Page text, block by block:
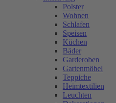
Polster
Wohnen
Schlafen
Speisen
Küchen
Bäder
Garderoben
Gartenmöbel
Teppiche
Heimtextilien
Leuchten